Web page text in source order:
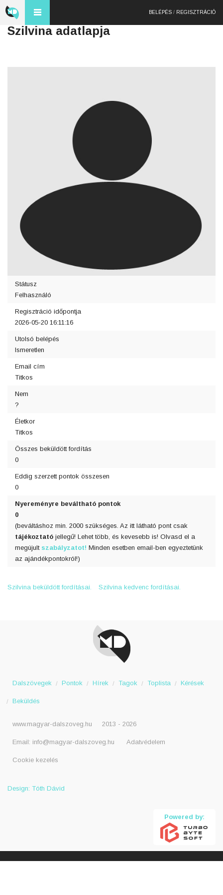
BELÉPÉS / REGISZTRÁCIÓ
Szilvina adatlapja
Státusz
Felhasználó
Regisztráció időpontja
2026-05-20 16:11:16
Utolsó belépés
Ismeretlen
Email cím
Titkos
Nem
?
Életkor
Titkos
Összes beküldött fordítás
0
Eddig szerzett pontok összesen
0
Nyereményre beváltható pontok
0
(beváltáshoz min. 2000 szükséges. Az itt látható pont csak
tájékoztató jellegű! Lehet több, és kevesebb is! Olvasd el a
megújult szabályzatot! Minden esetben email-ben egyeztetünk
az ajándékpontokról!)
Szilvina beküldött fordításai. Szilvina kedvenc fordításai.
Dalszövegek Pontok Hírek Tagok Toplista Kérések
Beküldés
www.magyar-dalszoveg.hu 2013 - 2026
Email: info@magyar-dalszoveg.hu Adatvédelem
Cookie kezelés
Design: Tóth Dávid
Powered by: